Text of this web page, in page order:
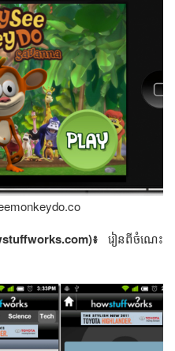
៖ រៀន​ពី​ចំណេះ